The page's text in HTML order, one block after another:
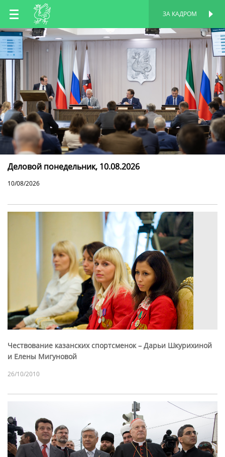
RU
EN
TT
ЗА КАДРОМ
Деловой понедельник, 10.08.2026
10/08/2026
Чествование казанских спортсменок – Дарьи Шкурихиной
и Елены Мигуновой
26/10/2010
ПЕРСОНАЛЬНАЯ
СТРАНИЦА